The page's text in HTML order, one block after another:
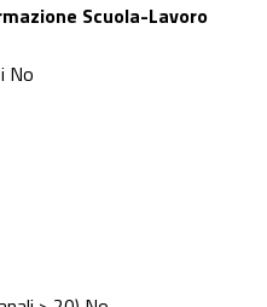
Scuola-Lavoro
No